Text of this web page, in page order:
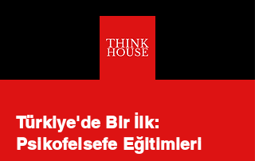
Türkiye'de Bir İlk:
Psikofelsefe Eğitimleri